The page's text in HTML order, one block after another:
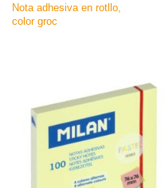
Nota adhesiva en rotllo,
color groc